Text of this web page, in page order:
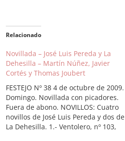
Relacionado
Novillada – José Luis Pereda y La
Dehesilla – Martín Núñez, Javier
Cortés y Thomas Joubert
FESTEJO Nº 38 4 de octubre de 2009.
Domingo. Novillada con picadores.
Fuera de abono. NOVILLOS: Cuatro
novillos de José Luis Pereda y dos de
La Dehesilla. 1.- Ventolero, nº 103,